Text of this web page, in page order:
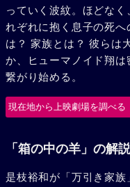
っていく波紋。ほどな
れぞれに抱く息子の死
は？ 家族とは？ 彼らは
か、ヒューマノイド翔
繋がり始める。
現在地から上映劇場を調べる
「箱の中の羊」の解説
是枝裕和が「万引き家